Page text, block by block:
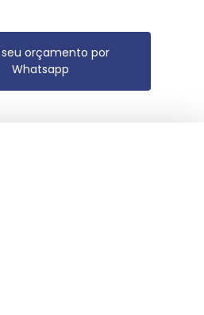
seu orçamento por
Whatsapp